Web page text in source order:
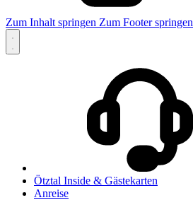
Zum Inhalt springen Zum Footer springen
Ötztal Inside & Gästekarten
Anreise